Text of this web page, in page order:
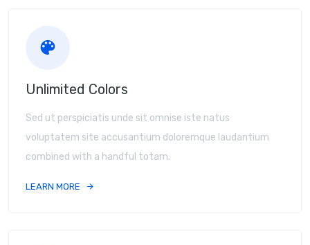
Unlimited Colors
Sed ut perspiciatis unde sit omnise iste natus
voluptatem site accusantium doloremque laudantium
combined with a handful totam.
LEARN MORE